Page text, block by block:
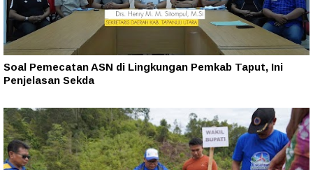
Soal Pemecatan ASN di Lingkungan Pemkab Taput, Ini
Penjelasan Sekda